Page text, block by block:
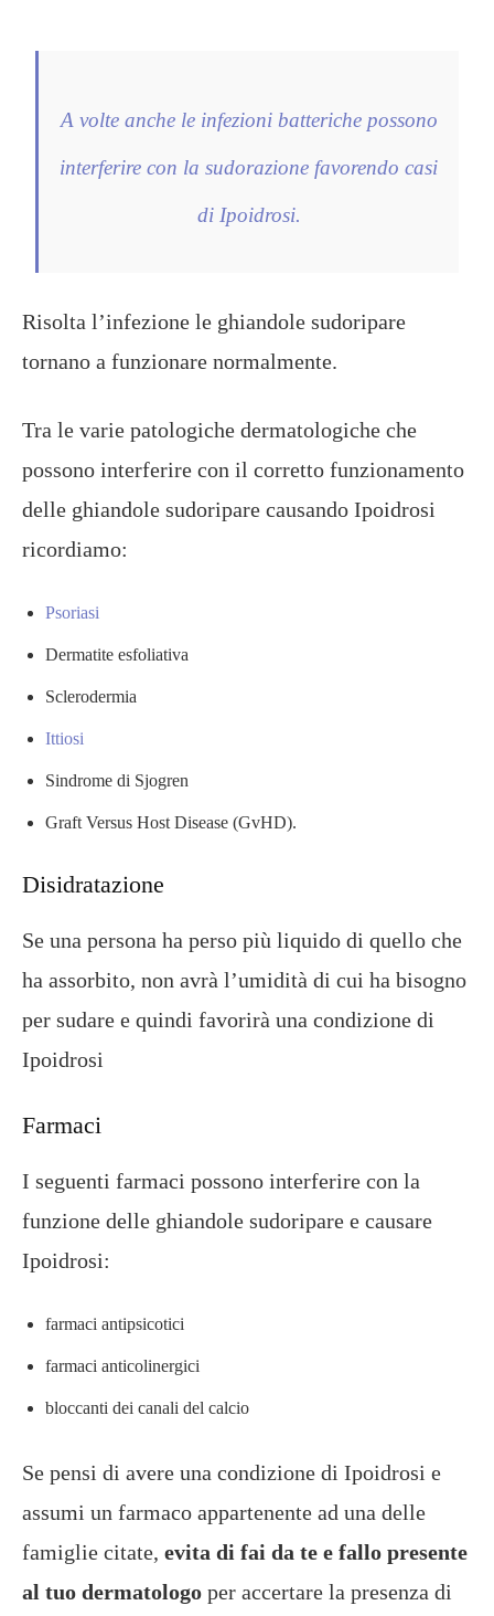
A volte anche le infezioni batteriche possono
interferire con la sudorazione favorendo casi
di Ipoidrosi.
Risolta l’infezione le ghiandole sudoripare
tornano a funzionare normalmente.
Tra le varie patologiche dermatologiche che
possono interferire con il corretto funzionamento
delle ghiandole sudoripare causando Ipoidrosi
ricordiamo:
Psoriasi
Dermatite esfoliativa
Sclerodermia
Ittiosi
Sindrome di Sjogren
Graft Versus Host Disease (GvHD).
Disidratazione
Se una persona ha perso più liquido di quello che
ha assorbito, non avrà l’umidità di cui ha bisogno
per sudare e quindi favorirà una condizione di
Ipoidrosi
Farmaci
I seguenti farmaci possono interferire con la
funzione delle ghiandole sudoripare e causare
Ipoidrosi:
farmaci antipsicotici
farmaci anticolinergici
bloccanti dei canali del calcio
Se pensi di avere una condizione di Ipoidrosi e
assumi un farmaco appartenente ad una delle
famiglie citate, evita di fai da te e fallo presente
al tuo dermatologo per accertare la presenza di